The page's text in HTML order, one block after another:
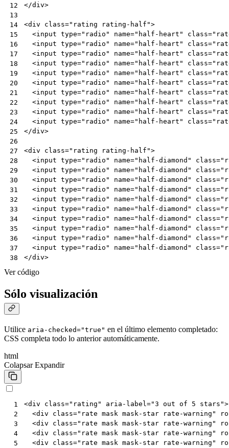
12
13
14
15
16
17
18
19
20
21
22
23
24
25
26
27
28
29
30
31
32
33
34
35
36
37
38
</div>
<div class="rating rating-half">
<input type="radio" name="half-heart" class=
<input type="radio" name="half-heart" class=
<input type="radio" name="half-heart" class=
<input type="radio" name="half-heart" class=
<input type="radio" name="half-heart" class=
<input type="radio" name="half-heart" class=
<input type="radio" name="half-heart" class=
<input type="radio" name="half-heart" class=
<input type="radio" name="half-heart" class=
<input type="radio" name="half-heart" class=
</div>
<div class="rating rating-half">
<input type="radio" name="half-diamond" class=
<input type="radio" name="half-diamond" class=
<input type="radio" name="half-diamond" class=
<input type="radio" name="half-diamond" class=
<input type="radio" name="half-diamond" class=
<input type="radio" name="half-diamond" class=
<input type="radio" name="half-diamond" class=
<input type="radio" name="half-diamond" class=
<input type="radio" name="half-diamond" class=
<input type="radio" name="half-diamond" class=
</div>
Ver código
Sólo visualización
Utilice aria-checked="true" en el último elemento completado:
CSS completa todo lo anterior automáticamente.
html
Colapsar Expandir
1
2
3
4
5
<div class="rating" aria-label="3 out of 5 stars">
<div class="rate mask mask-star rate-warning"
<div class="rate mask mask-star rate-warning"
<div class="rate mask mask-star rate-warning"
<div class="rate mask mask-star rate-warning"